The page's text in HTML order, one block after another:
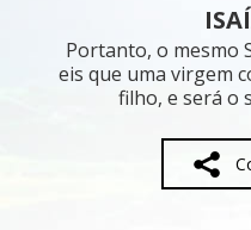
Portanto, o mesmo
eis que uma virgem
filho, e será o